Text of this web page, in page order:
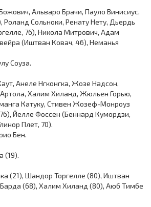
Альваро Брачи, Пауло Винисиус,
Роланд Сольноки, Ренату Нету, Дьердь
76), Никола Митрович, Адам
(Иштван Ковач, 46), Неманья
Соуза.
Анеле Нгконгка, Жозе Надсон,
Халим Хиланд, Жюльен Горью,
Катуку, Стивен Жозеф-Монроуз
Йелле Фоссен (Беннард Кумордзи,
Плет, 70).
Бен.
(19).
(21), Шандор Торгелле (80), Иштван
(68), Халим Хиланд (80), Аюб Тимбе